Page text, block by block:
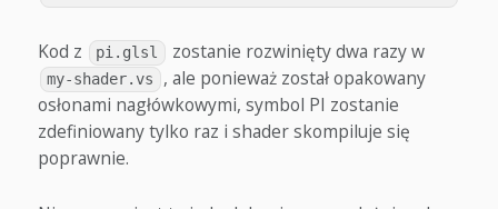
Kod z pi.glsl zostanie rozwinięty dwa razy w
my-shader.vs
, ale ponieważ został opakowany
osłonami nagłówkowymi, symbol PI zostanie
zdefiniowany tylko raz i shader skompiluje się
poprawnie.